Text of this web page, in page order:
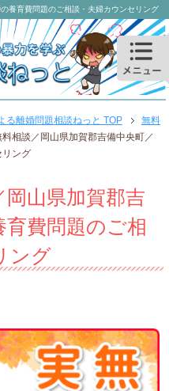
養育費問題のご相談・夫婦カウンセリング
る離婚問題相談ねっと TOP
無料
相談／岡山県加賀郡吉備中央町／
リング
山県加賀郡吉
費問題のご相
ング